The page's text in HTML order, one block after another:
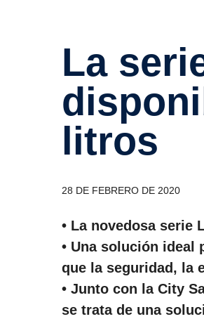
La serie L de Scania ahora
litros
28 DE FEBRERO DE 2020
• La novedosa serie
• Una solución ideal
que la seguridad, la
• Junto con la City
se trata de una